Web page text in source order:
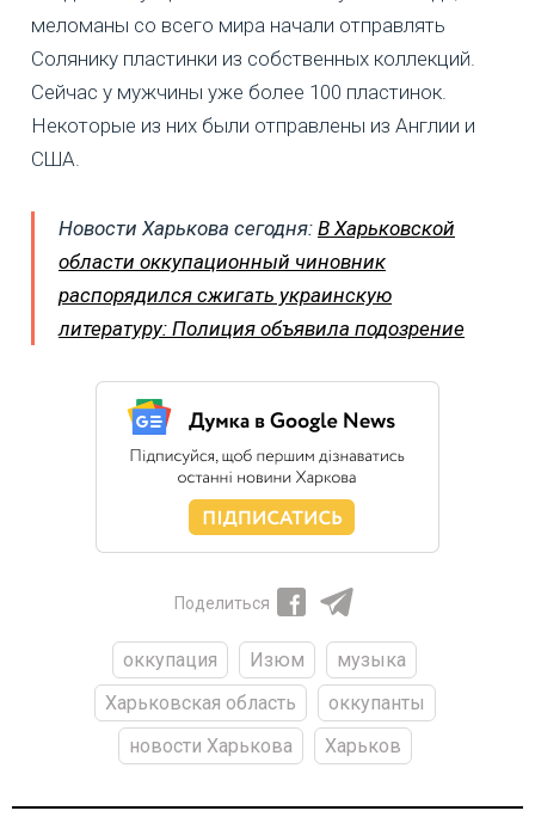
меломаны со всего мира начали отправлять
Солянику пластинки из собственных коллекций.
Сейчас у мужчины уже более 100 пластинок.
Некоторые из них были отправлены из Англии и
США.
Новости Харькова сегодня: В Харьковской
области оккупационный чиновник
распорядился сжигать украинскую
литературу: Полиция объявила подозрение
Поделиться
оккупация Изюм
музыка
Харьковская область
оккупанты
новости Харькова
Харьков